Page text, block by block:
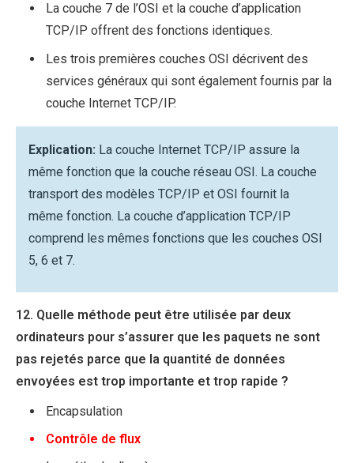
La couche 7 de l’OSI et la couche d’application
TCP/IP offrent des fonctions identiques.
Les trois premières couches OSI décrivent des
services généraux qui sont également fournis par la
couche Internet TCP/IP.
Explication: La couche Internet TCP/IP assure la
même fonction que la couche réseau OSI. La couche
transport des modèles TCP/IP et OSI fournit la
même fonction. La couche d’application TCP/IP
comprend les mêmes fonctions que les couches OSI
5, 6 et 7.
12. Quelle méthode peut être utilisée par deux
ordinateurs pour s’assurer que les paquets ne sont
pas rejetés parce que la quantité de données
envoyées est trop importante et trop rapide ?
Encapsulation
Contrôle de flux